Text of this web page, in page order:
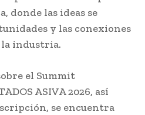
donde las ideas se
y las conexiones
industria.
el Summit
ASIVA 2026, así
se encuentra